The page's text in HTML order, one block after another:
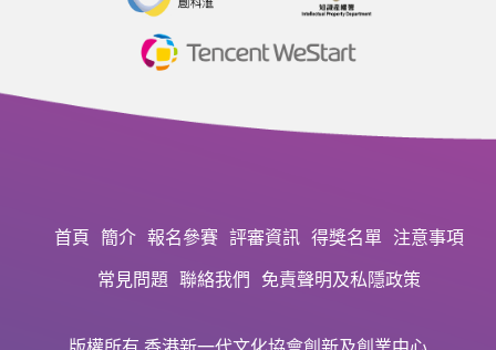
首頁 簡介 報名參賽 評審資訊 得獎名單 注意事項
常見問題 聯絡我們 免責聲明及私隱政策